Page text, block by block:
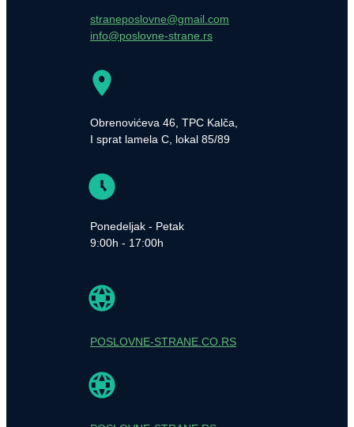
straneposlovne@gmail.com
info@poslovne-strane.rs
Obrenovićeva 46, TPC Kalča,
I sprat lamela C, lokal 85/89
Ponedeljak - Petak
9:00h - 17:00h
POSLOVNE-STRANE.CO.RS